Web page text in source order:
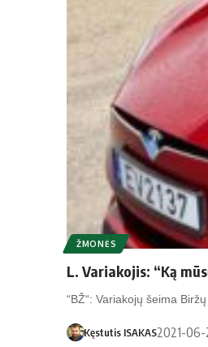
ŽMONĖS
L. Variakojis: “Ką
“BŽ“: Variakojų šeima
Kęstutis ISAKAS2021-06-